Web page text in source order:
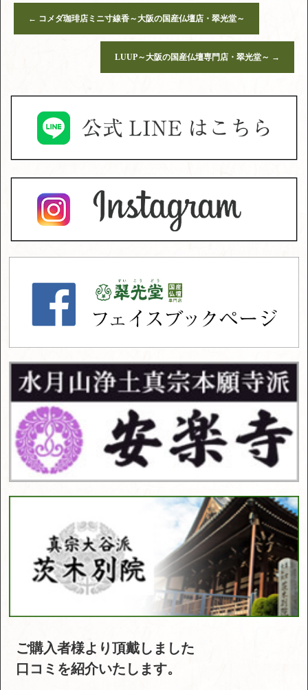
← コメダ珈琲店ミニ寸線香～大阪の国産仏壇店・翠光堂～
LUUP～大阪の国産仏壇専門店・翠光堂～ →
ご購入者様より頂戴しました
口コミを紹介いたします。